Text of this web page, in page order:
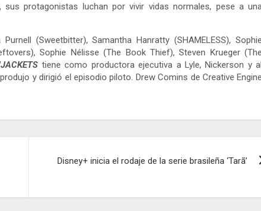
protagonistas luchan por vivir vidas normales, pese a
(Sweetbitter), Samantha Hanratty (SHAMELESS), Sophie
Sophie Nélisse (The Book Thief), Steven Krueger (The
tiene como productora ejecutiva a Lyle, Nickerson y al
y dirigió el episodio piloto. Drew Comins de Creative Engine
Disney+ inicia el rodaje de la serie brasileña ‘Tarã’